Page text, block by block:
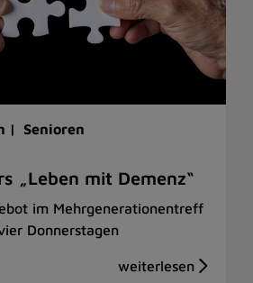
| Senioren
„Leben mit Demenz“
im Mehrgenerationentreff
Donnerstagen